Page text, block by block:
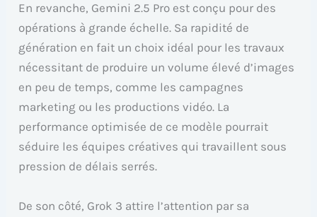
En revanche, Gemini 2.5 Pro est conçu pour des
opérations à grande échelle. Sa rapidité de
génération en fait un choix idéal pour les travaux
nécessitant de produire un volume élevé d’images
en peu de temps, comme les campagnes
marketing ou les productions vidéo. La
performance optimisée de ce modèle pourrait
séduire les équipes créatives qui travaillent sous
pression de délais serrés.
De son côté, Grok 3 attire l’attention par sa